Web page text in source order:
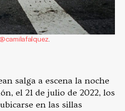
@camilafalquez
salga a escena la noche
el 21 de julio de 2022, los
en las sillas